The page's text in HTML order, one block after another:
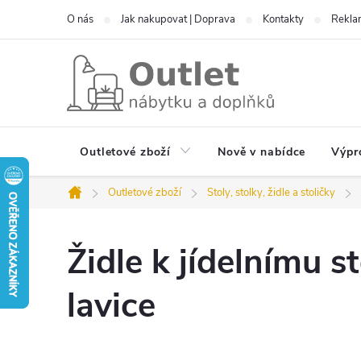
O nás Jak nakupovat | Doprava Kontakty
Outletové zboží Nově v nabídce
Domů
Outletové zboží Stoly, stolky, židle a stoličky
Židle k jídelnímu
lavice